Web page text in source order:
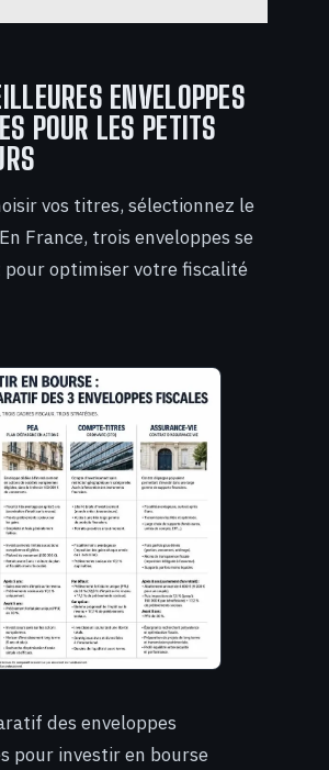
ENVELOPPES
POUR LES PETITS
vos titres, sélectionnez le
France, trois enveloppes se
optimiser votre fiscalité
des enveloppes
pour investir en bourse